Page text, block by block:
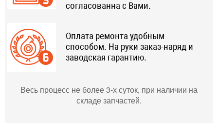
согласованна с Вами.
Оплата ремонта удобным
способом. На руки заказ-наряд и
заводская гарантию.
Весь процесс не более 3-х суток, при наличии на
складе запчастей.